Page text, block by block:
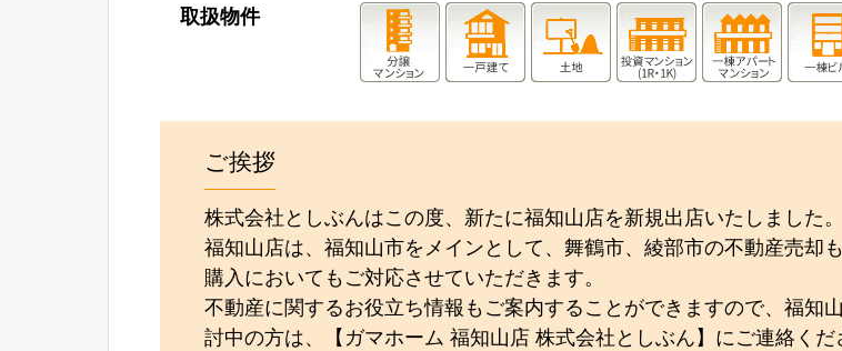
取扱物件
ご挨拶
株式会社としぶんはこの度、新たに福知山店を新規出店いたしました。
福知山店は、福知山市をメインとして、舞鶴市、綾部市の不動産売却
購入においてもご対応させていただきます。
不動産に関するお役立ち情報もご案内することができますので、福知
討中の方は、【ガマホーム 福知山店 株式会社としぶん】にご連絡く